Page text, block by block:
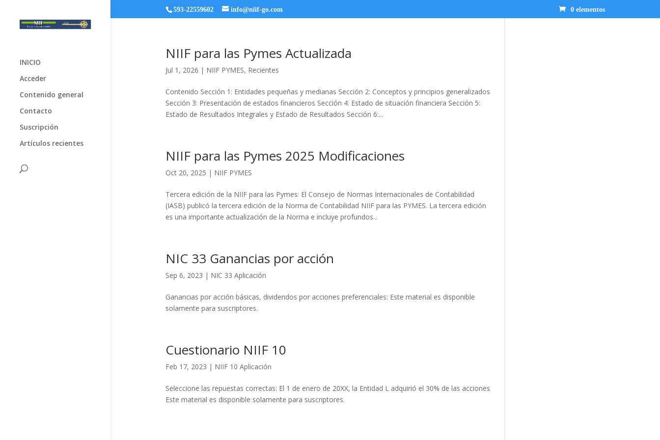
593-22559602 info@niif-go.com 0 elementos
INICIO
Acceder
Contenido general
Contacto
Suscripción
Artículos recientes
NIIF para las Pymes Actualizada
Jul 1, 2026 | NIIF PYMES, Recientes
Contenido Sección 1: Entidades pequeñas y medianas Sección 2: Conceptos y principios generalizados
Sección 3: Presentación de estados financieros Sección 4: Estado de situación financiera Sección 5:
Estado de Resultados Integrales y Estado de Resultados Sección 6:...
NIIF para las Pymes 2025 Modificaciones
Oct 20, 2025 | NIIF PYMES
Tercera edición de la NIIF para las Pymes: El Consejo de Normas Internacionales de Contabilidad
(IASB) publicó la tercera edición de la Norma de Contabilidad NIIF para las PYMES. La tercera edición
es una importante actualización de la Norma e incluye profundos...
NIC 33 Ganancias por acción
Sep 6, 2023 | NIC 33 Aplicación
Ganancias por acción básicas, dividendos por acciones preferenciales: Este material es disponible
solamente para suscriptores.
Cuestionario NIIF 10
Feb 17, 2023 | NIIF 10 Aplicación
Seleccione las repuestas correctas: El 1 de enero de 20XX, la Entidad L adquirió el 30% de las acciones
Este material es disponible solamente para suscriptores.